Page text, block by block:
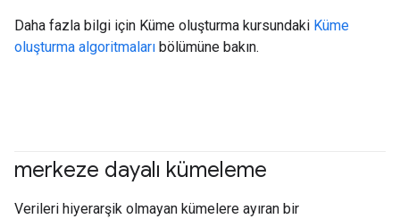
Daha fazla bilgi için Küme oluşturma kursundaki Küme
oluşturma algoritmaları bölümüne bakın.
merkeze dayalı kümeleme
Verileri hiyerarşik olmayan kümelere ayıran bir